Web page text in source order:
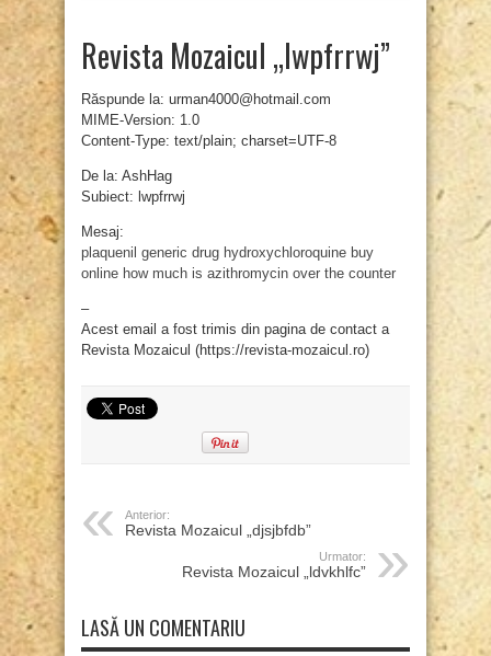
Revista Mozaicul „lwpfrrwj”
Răspunde la: urman4000@hotmail.com
MIME-Version: 1.0
Content-Type: text/plain; charset=UTF-8
De la: AshHag
Subiect: lwpfrrwj
Mesaj:
plaquenil generic drug hydroxychloroquine buy
online how much is azithromycin over the counter
–
Acest email a fost trimis din pagina de contact a
Revista Mozaicul (https://revista-mozaicul.ro)
Anterior:
Revista Mozaicul „djsjbfdb”
Urmator:
Revista Mozaicul „ldvkhlfc”
LASĂ UN COMENTARIU